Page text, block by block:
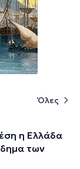
Όλες
η Ελλάδα
των